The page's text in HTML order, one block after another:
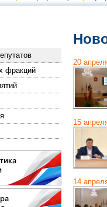
фракций
20
15
14